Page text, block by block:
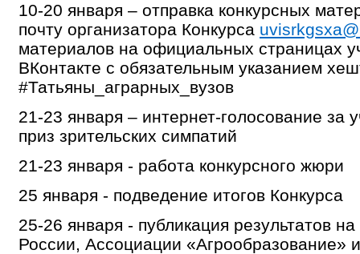
10-20 января – отправка конкурсных
почту организатора Конкурса
материалов на официальных страницах
ВКонтакте с обязательным указанием
#Татьяны_аграрных_вузов
21-23 января – интернет-голосование за
приз зрительских симпатий
21-23 января - работа конкурсного жюри
25 января - подведение итогов Конкурса
25-26 января - публикация результатов
России, Ассоциации «Агрообразование»